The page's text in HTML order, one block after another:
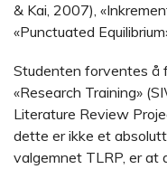
& Kai, 2007),
«Punctuated
Studenten forventes å
«Research Training»
Literature Review
dette er ikke et
valgemnet TLRP, er at